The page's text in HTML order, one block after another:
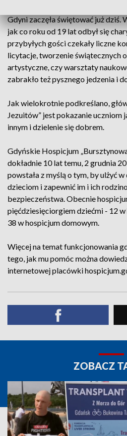
Gdyni zaczęła świętować już dziś.
jak co roku od 19 lat odbył się
przybyłych gości czekały liczne
licytacje, tworzenie świątecznych
artystyczne, czy warsztaty
zabrakło też pysznego jedzenia i
Jak wielokrotnie podkreślano,
Jezuitów” jest pokazanie uczniom
innym i dzielenie się dobrem.
Gdyńskie Hospicjum
dokładnie 10 lat temu, 2 grudnia
powstała z myślą o tym, by ulżyć
dzieciom i zapewnić im i ich
bezpieczeństwa. Obecnie
pięćdziesięciorgiem dziećmi - 12
38 w hospicjum domowym.
Więcej na temat funkcjonowania
tego, jak mu pomóc można
internetowej placówki
ZOBACZ